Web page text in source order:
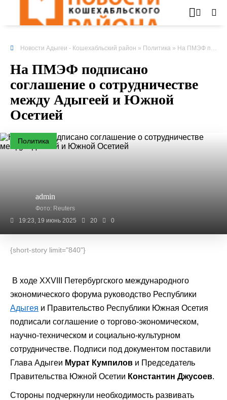
Новости Адыгеи - Кошехабльский район » Политика » На ПМЭФ подписано соглашение о сотрудничестве между Адыгеей и Южной Осетией
На ПМЭФ подписано
соглашение о сотрудничестве
между Адыгеей и Южной
Осетией
Политика
admin
Фото: Reuters
19:23, 19 июнь 2025
20 0
{short-story limit="840"}
В ходе XXVIII Петербургского международного
экономического форума руководство Республики
Адыгея и Правительство Республики Южная Осетия
подписали соглашение о торгово-экономическом,
научно-техническом и социально-культурном
сотрудничестве. Подписи под документом поставили
Глава Адыгеи Мурат Кумпилов и Председатель
Правительства Южной Осетии Константин Джусоев.
Стороны подчеркнули необходимость развивать